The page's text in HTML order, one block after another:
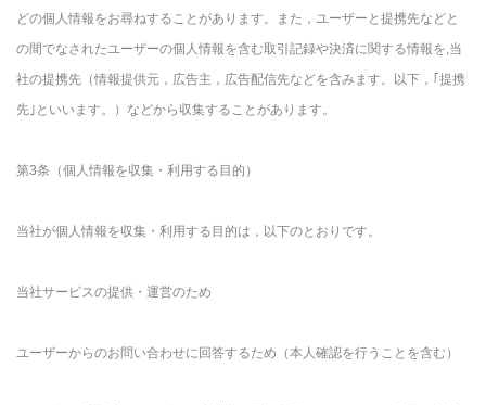
どの個人情報をお尋ねすることがあります。また，ユーザーと提携先などと
の間でなされたユーザーの個人情報を含む取引記録や決済に関する情報を,当
社の提携先（情報提供元，広告主，広告配信先などを含みます。以下，｢提携
先｣といいます。）などから収集することがあります。
第3条（個人情報を収集・利用する目的）
当社が個人情報を収集・利用する目的は，以下のとおりです。
当社サービスの提供・運営のため
ユーザーからのお問い合わせに回答するため（本人確認を行うことを含む）